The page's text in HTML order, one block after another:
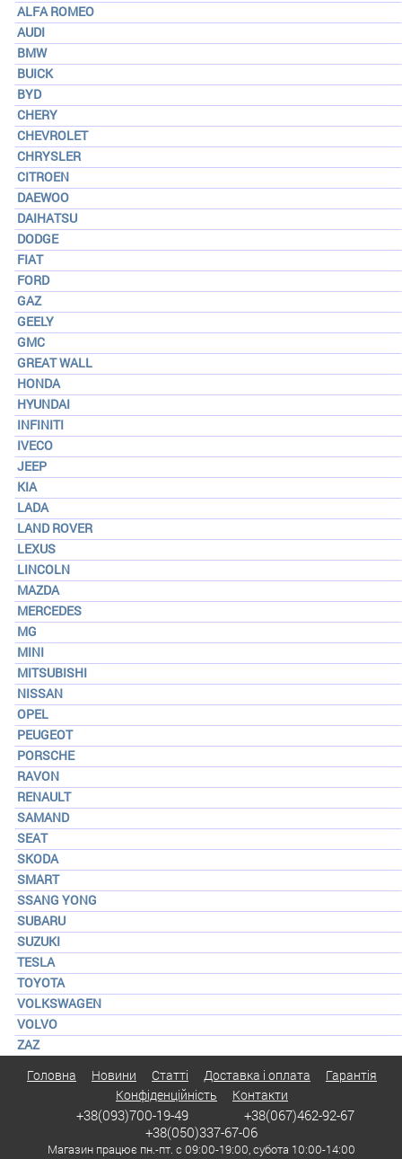
ALFA ROMEO
AUDI
BMW
BUICK
BYD
CHERY
CHEVROLET
CHRYSLER
CITROEN
DAEWOO
DAIHATSU
DODGE
FIAT
FORD
GAZ
GEELY
GMC
GREAT WALL
HONDA
HYUNDAI
INFINITI
IVECO
JEEP
KIA
LADA
LAND ROVER
LEXUS
LINCOLN
MAZDA
MERCEDES
MG
MINI
MITSUBISHI
NISSAN
OPEL
PEUGEOT
PORSCHE
RAVON
RENAULT
SAMAND
SEAT
SKODA
SMART
SSANG YONG
SUBARU
SUZUKI
TESLA
TOYOTA
VOLKSWAGEN
VOLVO
ZAZ
Головна Новини Статті Доставка і оплата
Гарантія
Конфіденційність
Контакти
+38(093)700-19-49
+38(067)462-92-67
+38(050)337-67-06
Магазин працює пн.-пт. с 09:00-19:00, субота 10:00-14:00